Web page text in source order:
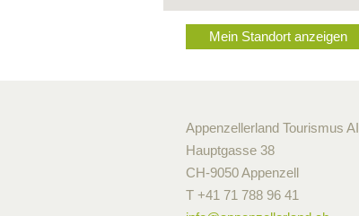
Mein Standort anzeigen
Appenzellerland Tourismus AI
Hauptgasse 38
CH-9050 Appenzell
T +41 71 788 96 41